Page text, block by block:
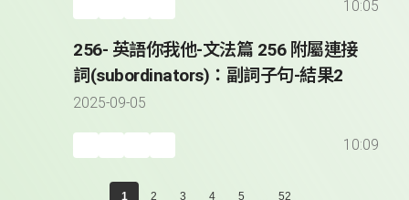
10:05
256- 英語你我他-文法篇 256 附屬連接
詞(subordinators)：副詞子句-結果2
2025-09-05
10:09
1 2 3 4 5 ... 52